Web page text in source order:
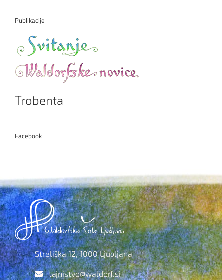
Publikacije
Trobenta
Facebook
Streliška 12, 1000 Ljubljana
tajnistvo@waldorf.si